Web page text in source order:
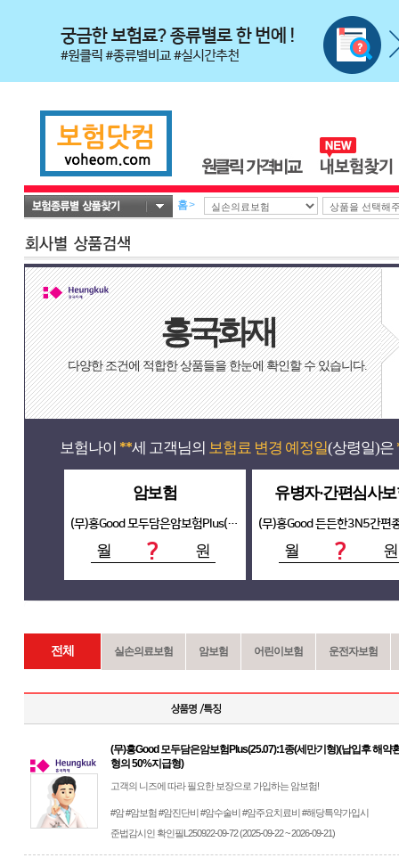
홈>
흥국화재
다양한 조건에 적합한 상품들을 한눈에 확인할 수 있습니다.
보험나이 **세 고객님의 보험료 변경 예정일(상령일)은
암보험
(무)흥Good 모두담은암보험Plus(25.07):1종(세만기형)(납입후 해약환급금지급형의 50%지급형)
월 ? 원
유병자·간편심사
월 ? 원
전체 실손의료보험 암보험 어린이보험 운전자보험
(무)흥Good 모두담은암보험Plus(25.07):1종(세만기형)(납입후 해약
형의 50%지급형)
고객의 니즈에 따라 필요한 보장으로 가입하는 암보험!
#암 #암보험 #암진단비 #암수술비 #암주요치료비 #해당특약가입시
준법감시인 확인필L250922-09-72 (2025-09-22 ~ 2026-09-21)